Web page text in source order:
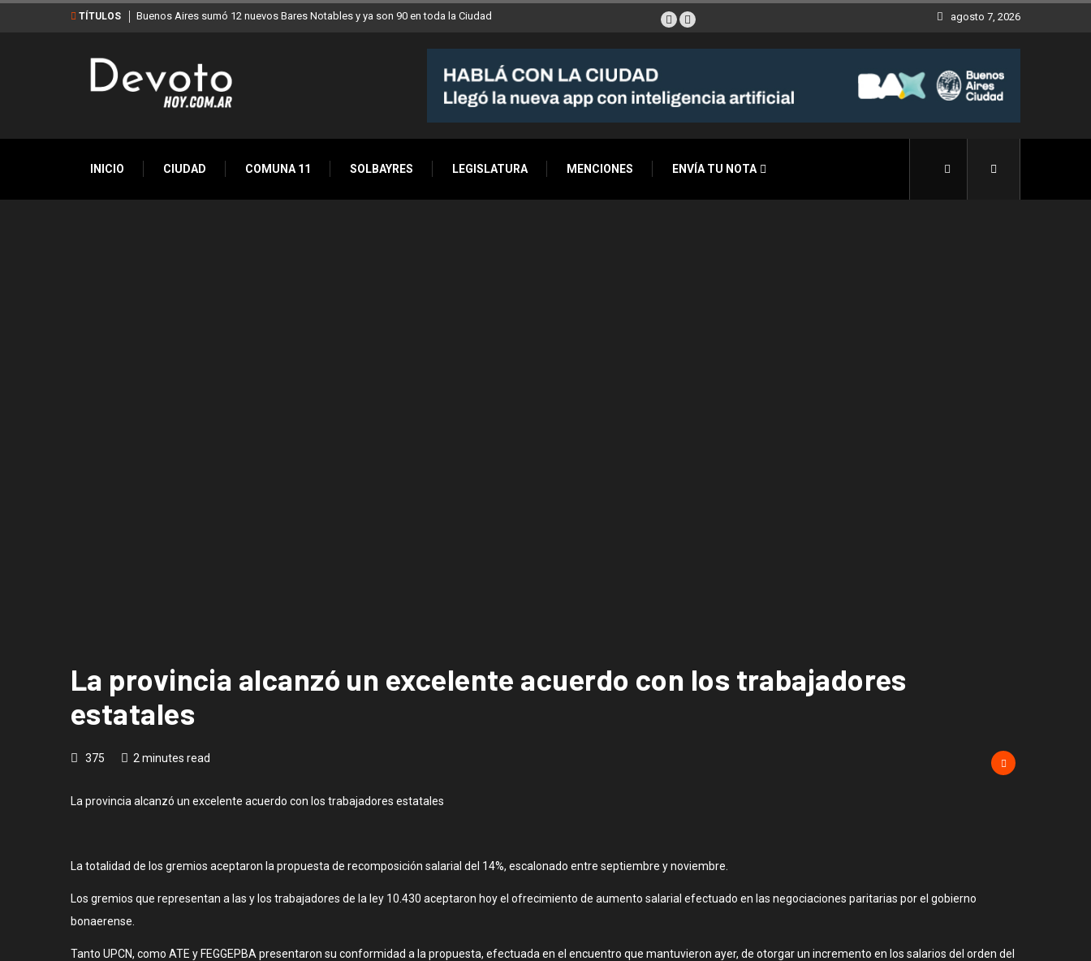
TÍTULOS Buenos Aires sumó 12 nuevos Bares Notables y ya son 90 en toda la Ciudad agosto 7, 2026
INICIO CIUDAD COMUNA 11 SOLBAYRES LEGISLATURA MENCIONES ENVÍA TU NOTA
La provincia alcanzó un excelente acuerdo con los trabajadores
estatales
375 2 minutes read
La provincia alcanzó un excelente acuerdo con los trabajadores estatales
La totalidad de los gremios aceptaron la propuesta de recomposición salarial del 14%, escalonado entre septiembre y noviembre.
Los gremios que representan a las y los trabajadores de la ley 10.430 aceptaron hoy el ofrecimiento de aumento salarial efectuado en las negociaciones paritarias por el gobierno
bonaerense.
Tanto UPCN, como ATE y FEGGEPBA presentaron su conformidad a la propuesta, efectuada en el encuentro que mantuvieron ayer, de otorgar un incremento en los salarios del orden del